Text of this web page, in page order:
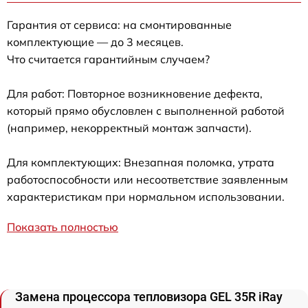
Гарантия от сервиса: на смонтированные
комплектующие — до 3 месяцев.
Что считается гарантийным случаем?
Для работ: Повторное возникновение дефекта,
который прямо обусловлен с выполненной работой
(например, некорректный монтаж запчасти).
Для комплектующих: Внезапная поломка, утрата
работоспособности или несоответствие заявленным
характеристикам при нормальном использовании.
Показать полностью
Замена процессора тепловизора GEL 35R iRay